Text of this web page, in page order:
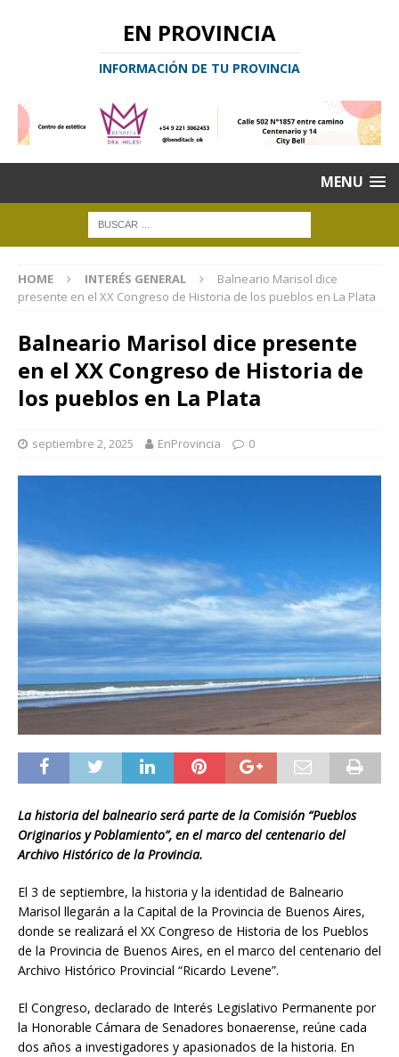
EN PROVINCIA
INFORMACIÓN DE TU PROVINCIA
MENU
HOME INTERÉS GENERAL
Balneario Marisol dice
presente en el XX Congreso de Historia de los pueblos en La Plata
Balneario Marisol dice presente
en el XX Congreso de Historia de
los pueblos en La Plata
septiembre 2, 2025 EnProvincia 0
La historia del balneario será parte de la Comisión “Pueblos
Originarios y Poblamiento”, en el marco del centenario del
Archivo Histórico de la Provincia.
El 3 de septiembre, la historia y la identidad de Balneario
Marisol llegarán a la Capital de la Provincia de Buenos Aires,
donde se realizará el XX Congreso de Historia de los Pueblos
de la Provincia de Buenos Aires, en el marco del centenario del
Archivo Histórico Provincial “Ricardo Levene”.
El Congreso, declarado de Interés Legislativo Permanente por
la Honorable Cámara de Senadores bonaerense, reúne cada
dos años a investigadores y apasionados de la historia. En